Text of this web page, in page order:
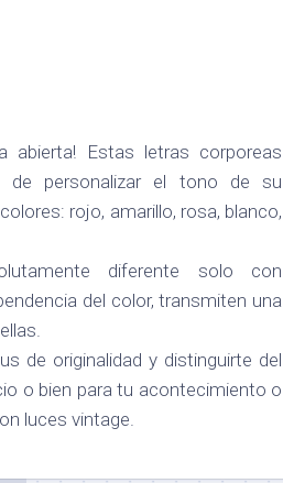
abierta! Estas letras corporeas
de personalizar el tono de su
rojo, amarillo, rosa, blanco,
diferente solo con
del color, transmiten una
de originalidad y distinguirte del
o bien para tu acontecimiento o
luces vintage.